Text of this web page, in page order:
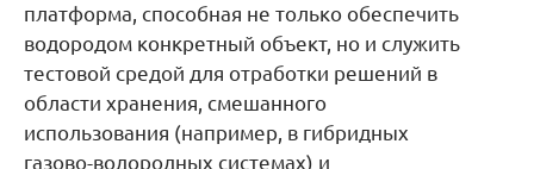
платформа, способная не только обеспечить
водородом конкретный объект, но и служить
тестовой средой для отработки решений в
области хранения, смешанного
использования (например, в гибридных
газово-водородных системах) и